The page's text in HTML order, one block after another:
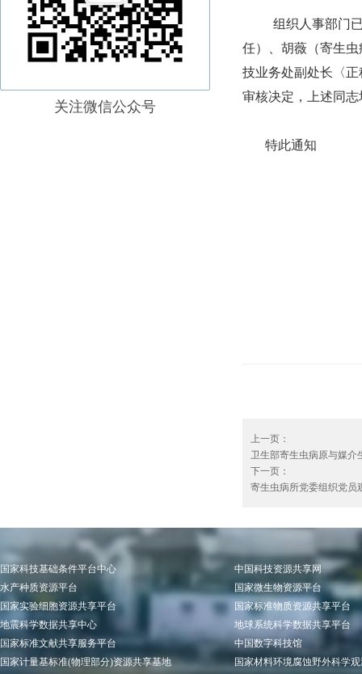
关注微信公众号
组织人事部门
任）、胡薇（寄生
技业务处副处长〈
审核决定，上述同
特此通知
上一页：
卫生部寄生虫病原与媒介
下一页：
寄生虫病所党委组织党员
国家科技基础条件平台中心
中国科技资源共享网
水产种质资源平台
国家微生物资源平台
国家实验细胞资源共享平台
国家标准物质资源共享平台
地震科学数据共享中心
地球系统科学数据共享平台
国家标准文献共享服务平台
中国数字科技馆
国家计量基标准(物理部分)资源共享基地
国家材料环境腐蚀野外科学